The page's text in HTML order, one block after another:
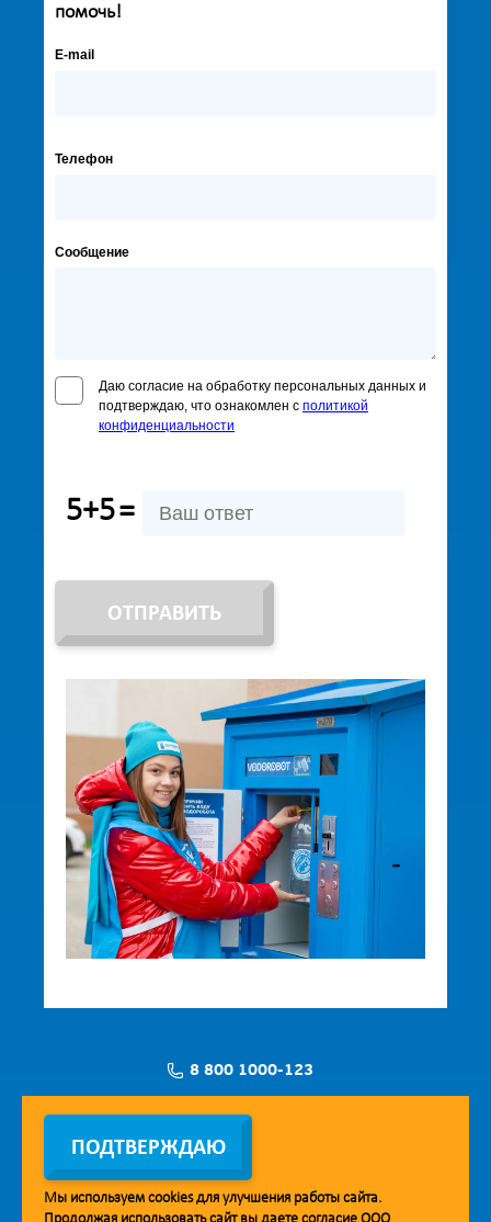
помочь!
E-mail
Телефон
Сообщение
Даю согласие на обработку персональных данных и
подтверждаю, что ознакомлен с политикой
конфиденциальности
5+5=
ОТПРАВИТЬ
8 800 1000-123
Заявка на установку
ПОДТВЕРЖДАЮ
Мы используем cookiesдля улучшения работы сайта.